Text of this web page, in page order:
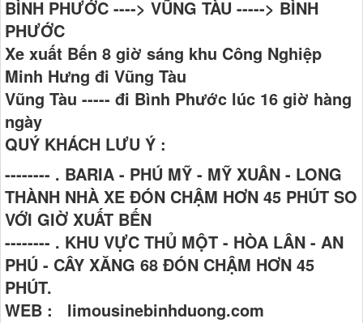
BÌNH PHƯỚC ----> VŨNG TÀU -----> BÌNH
PHƯỚC
Xe xuất Bến 8 giờ sáng khu Công Nghiệp
Minh Hưng đi Vũng Tàu
Vũng Tàu ----- đi Bình Phước lúc 16 giờ hàng
ngày
QUÝ KHÁCH LƯU Ý :
-------- . BARIA - PHÚ MỸ - MỸ XUÂN - LONG
THÀNH NHÀ XE ĐÓN CHẬM HƠN 45 PHÚT SO
VỚI GIỜ XUẤT BẾN
-------- . KHU VỰC THỦ MỘT - HÒA LÂN - AN
PHÚ - CÂY XĂNG 68 ĐÓN CHẬM HƠN 45
PHÚT.
WEB : limousinebinhduong.com